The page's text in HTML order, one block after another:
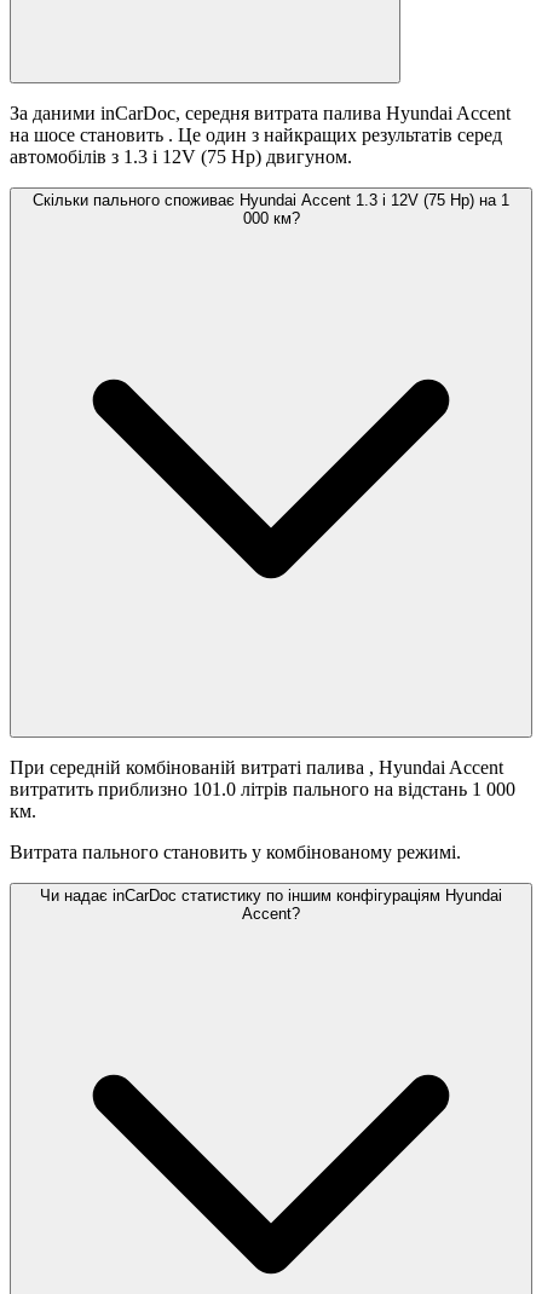
За даними inCarDoc, середня витрата палива Hyundai Accent
на шосе становить . Це один з найкращих результатів серед
автомобілів з 1.3 i 12V (75 Hp) двигуном.
Скільки пального споживає Hyundai Accent 1.3 i 12V (75 Hp) на 1
000 км?
При середній комбінованій витраті палива , Hyundai Accent
витратить приблизно 101.0 літрів пального на відстань 1 000
км.
Витрата пального становить у комбінованому режимі.
Чи надає inCarDoc статистику по іншим конфігураціям Hyundai
Accent?